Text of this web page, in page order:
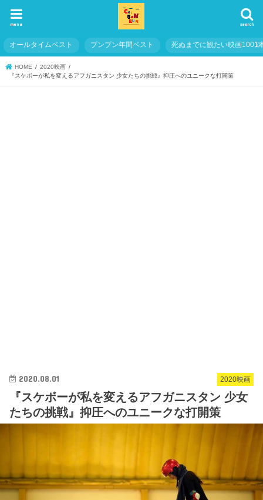
search
menu
オールタイムベスト ブンブン年間ベスト 死ぬまでに観たい映画1001
HOME
2020映画
『スケボーが私を変えるアフガニスタン 少女たちの挑戦』抑圧へのユニークな打開策
2020映画
2020.08.01
『スケボーが私を変えるアフガニスタン 少女
たちの挑戦』抑圧へのユニークな打開策